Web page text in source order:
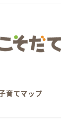
育てマップ